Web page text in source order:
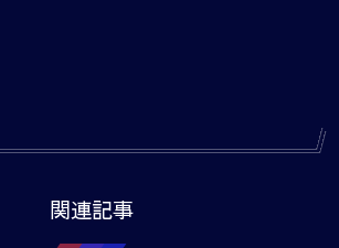
関連記事